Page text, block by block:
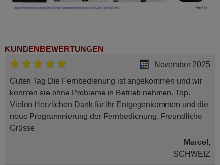
Toshiba 40 LV 833 F
Toshiba 42 HL 833 F
Toshiba 42 HL 833 G
Toshiba 42 HL 833 N
Toshiba 42 RV 623 D
Toshiba 42 SL 738 G
Toshiba 75014827
Toshiba CT-90326
Toshiba REGZA (32 AV 635
DG)
Toshiba SL738G
KUNDENBEWERTUNGEN
November 2025
Guten Tag Die Fernbedienung ist angekommen und wir
konnten sie ohne Probleme in Betrieb nehmen. Top.
Vielen Herzlichen Dank für Ihr Entgegenkommen und die
neue Programmierung der Fernbedienung. Freundliche
Grüsse
Marcel,
SCHWEIZ